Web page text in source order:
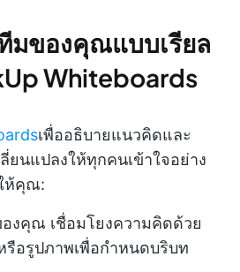
มของคุณแบบเรียล
Whiteboards
เพื่ออธิบายแนวคิดและ
ยนแปลงให้ทุกคนเข้าใจอย่าง
ห้คุณ:
งคุณ เชื่อมโยงความคิดด้วย
รือรูปภาพเพื่อกำหนดบริบท